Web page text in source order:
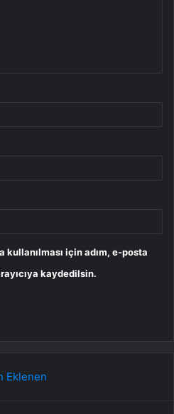
kullanılması için adım, e-posta
kaydedilsin.
Eklenen